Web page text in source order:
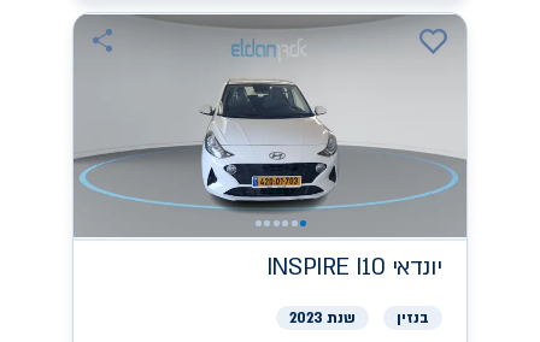
יונדאי INSPIRE I10
בנזין שנת 2023